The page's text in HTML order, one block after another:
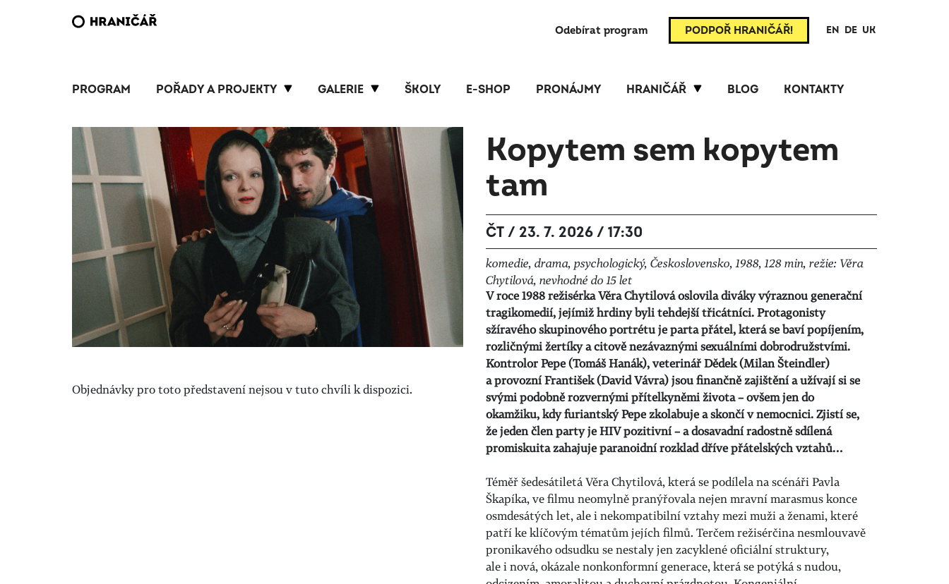
Odebírat program PODPOŘ HRANIČÁŘ! EN DE UK
PROGRAM POŘADY A PROJEKTY GALERIE ŠKOLY E-SHOP PRONÁJMY HRANIČÁŘ BLOG KONTAKTY
Kopytem sem kopytem
tam
ČT / 23. 7. 2026 / 17:30
komedie, drama, psychologický, Československo, 1988, 128 min, režie: Věra
Chytilová, nevhodné do 15 let
V roce 1988 režisérka Věra Chytilová oslovila diváky výraznou generační
tragikomedií, jejímiž hrdiny byli tehdejší třicátníci. Protagonisty
sžíravého skupinového portrétu je parta přátel, která se baví popíjením,
rozličnými žertíky a citově nezávaznými sexuálními dobrodružstvími.
Kontrolor Pepe (Tomáš Hanák), veterinář Dědek (Milan Šteindler)
a provozní František (David Vávra) jsou finančně zajištění a užívají si se
svými podobně rozvernými přítelkyněmi života – ovšem jen do
okamžiku, kdy furiantský Pepe zkolabuje a skončí v nemocnici. Zjistí se,
že jeden člen party je HIV pozitivní – a dosavadní radostně sdílená
promiskuita zahajuje paranoidní rozklad dříve přátelských vztahů…
Téměř šedesátiletá Věra Chytilová, která se podílela na scénáři Pavla
Škapíka, ve filmu neomylně pranýřovala nejen mravní marasmus konce
osmdesátých let, ale i nekompatibilní vztahy mezi muži a ženami, které
patří ke klíčovým tématům jejích filmů. Terčem režisérčina nesmlouvavě
pronikavého odsudku se nestaly jen zacyklené oficiální struktury,
ale i nová, okázale nonkonformní generace, která se potýká s nudou,
Objednávky pro toto představení nejsou v tuto chvíli k dispozici.